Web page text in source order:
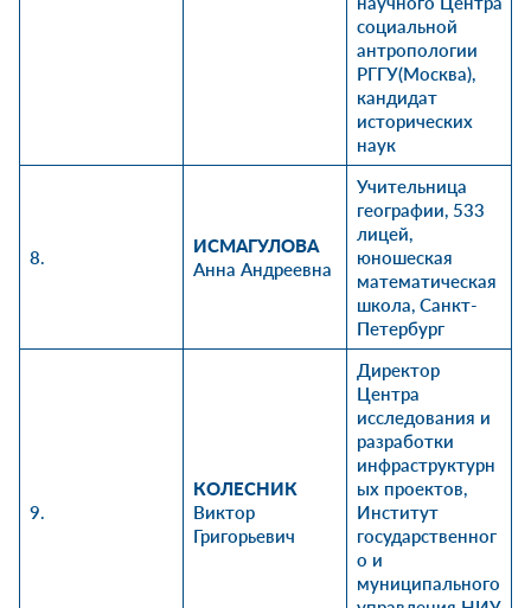
социальной
антропологии
РГГУ(Москва),
кандидат
исторических
наук
8.
ИСМАГУЛОВА
Анна Андреевна
Учительница
географии, 533
лицей,
юношеская
математическая
школа, Санкт-
Петербург
9.
КОЛЕСНИК
Виктор
Григорьевич
Директор
Центра
исследования и
разработки
инфраструктурн
ых проектов,
Институт
государственног
о и
муниципального